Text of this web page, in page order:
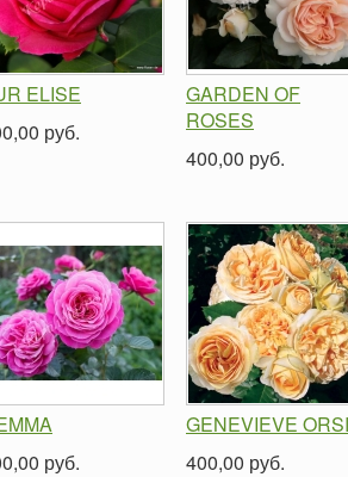
ELISE
руб.
GARDEN OF
ROSES
400,00 руб.
руб.
GENEVIEVE ORSI
400,00 руб.